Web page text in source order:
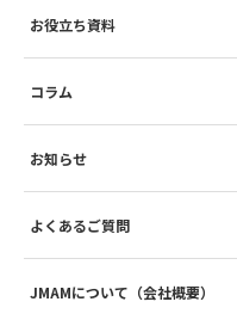
お役立ち資料
コラム
お知らせ
よくあるご質問
JMAMについて（会社概要）